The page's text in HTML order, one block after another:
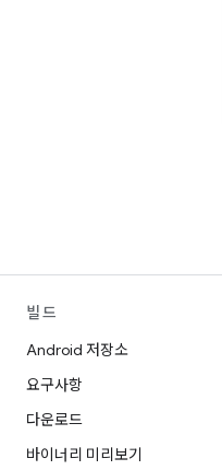
빌드
Android 저장소
요구사항
다운로드
바이너리 미리보기